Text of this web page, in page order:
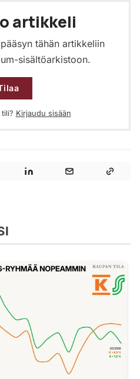
artikkeli
tähän artikkeliin
sisältöarkistoon.
Kirjaudu sisään